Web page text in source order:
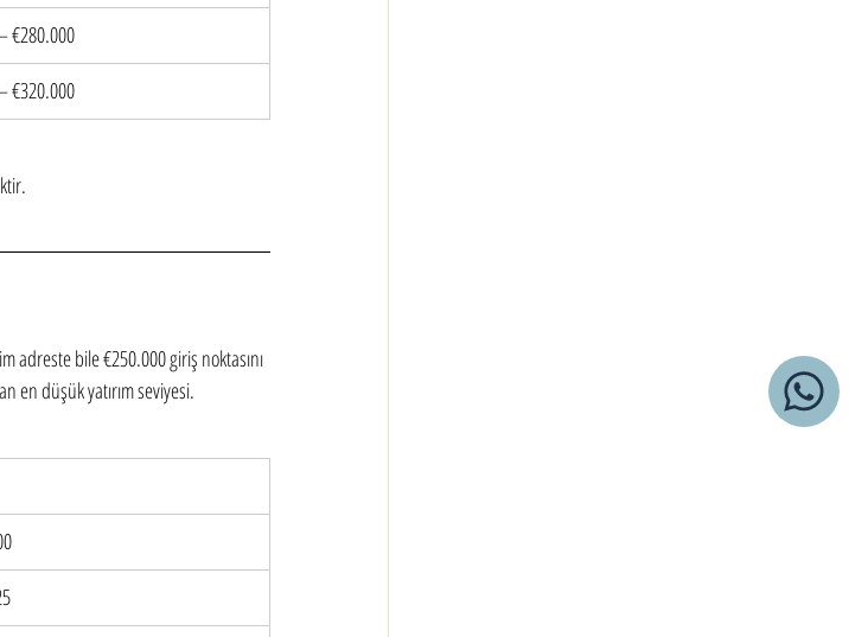
€280.000
€320.000
adreste bile €250.000 giriş noktasını
en düşük yatırım seviyesi.